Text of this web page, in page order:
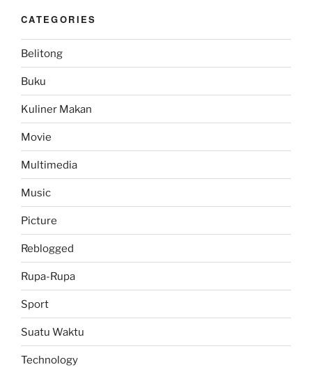
CATEGORIES
Belitong
Buku
Kuliner Makan
Movie
Multimedia
Music
Picture
Reblogged
Rupa-Rupa
Sport
Suatu Waktu
Technology